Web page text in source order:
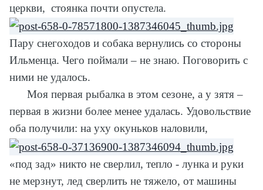
церкви, стоянка почти опустела.
Пару снегоходов и собака вернулись со стороны
Ильменца. Чего поймали – не знаю. Поговорить с
ними не удалось.
Моя первая рыбалка в этом сезоне, а у зятя –
первая в жизни более менее удалась. Удовольствие
оба получили: на уху окуньков наловили,
«под зад» никто не сверлил, тепло - лунка и руки
не мерзнут, лед сверлить не тяжело, от машины